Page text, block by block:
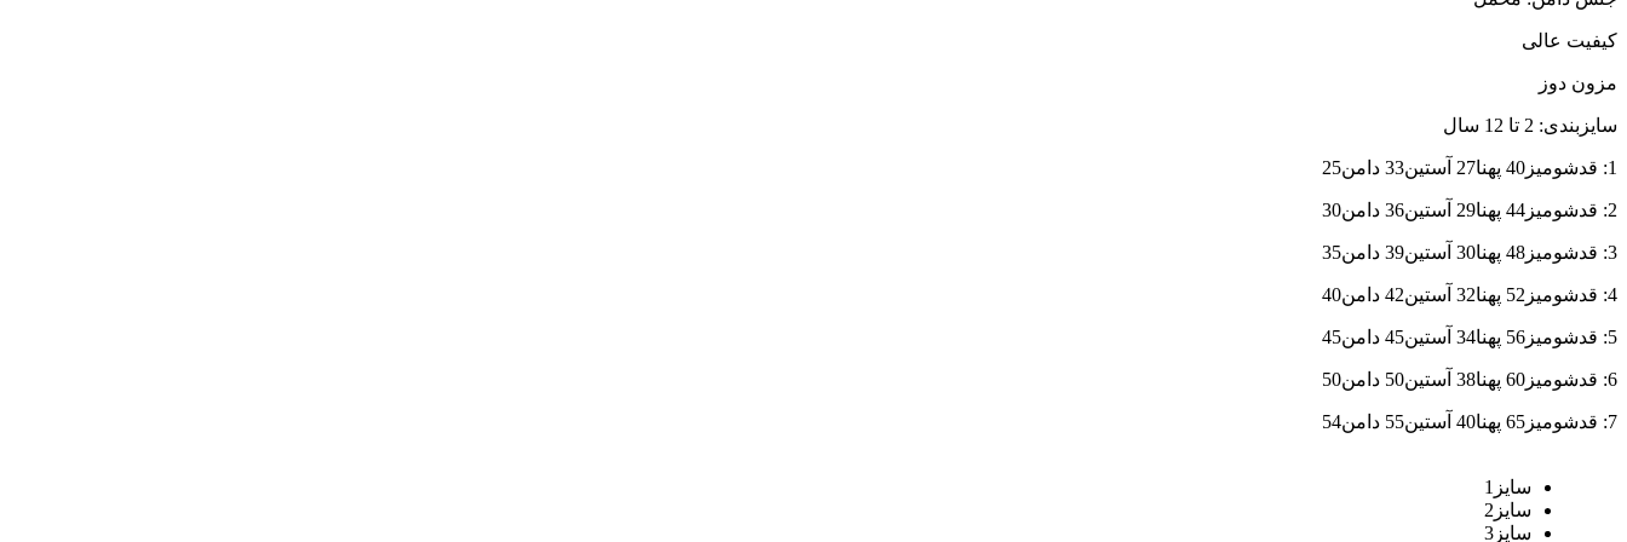
کیفیت عالی
مزون دوز
سایزبندی: 2 تا 12 سال
1: قدشومیز40 پهنا27 آستین33 دامن25
2: قدشومیز44 پهنا29 آستین36 دامن30
3: قدشومیز48 پهنا30 آستین39 دامن35
4: قدشومیز52 پهنا32 آستین42 دامن40
5: قدشومیز56 پهنا34 آستین45 دامن45
6: قدشومیز60 پهنا38 آستین50 دامن50
7: قدشومیز65 پهنا40 آستین55 دامن54
سایز1
سایز2
سایز3